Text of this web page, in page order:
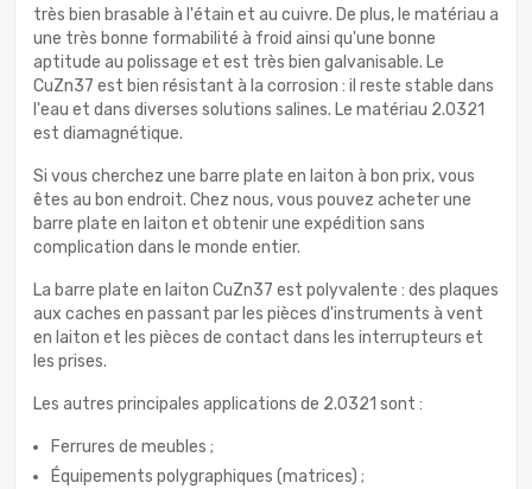
très bien brasable à l'étain et au cuivre. De plus, le matériau a
une très bonne formabilité à froid ainsi qu'une bonne
aptitude au polissage et est très bien galvanisable. Le
CuZn37 est bien résistant à la corrosion : il reste stable dans
l'eau et dans diverses solutions salines. Le matériau 2.0321
est diamagnétique.
Si vous cherchez une barre plate en laiton à bon prix, vous
êtes au bon endroit. Chez nous, vous pouvez acheter une
barre plate en laiton et obtenir une expédition sans
complication dans le monde entier.
La barre plate en laiton CuZn37 est polyvalente : des plaques
aux caches en passant par les pièces d'instruments à vent
en laiton et les pièces de contact dans les interrupteurs et
les prises.
Les autres principales applications de 2.0321 sont :
Ferrures de meubles ;
Équipements polygraphiques (matrices) ;